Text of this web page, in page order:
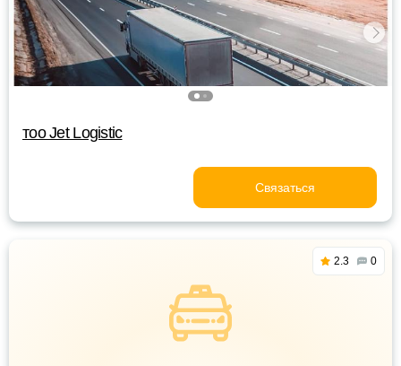
тоо Jet Logistic
Связаться
2.3 0